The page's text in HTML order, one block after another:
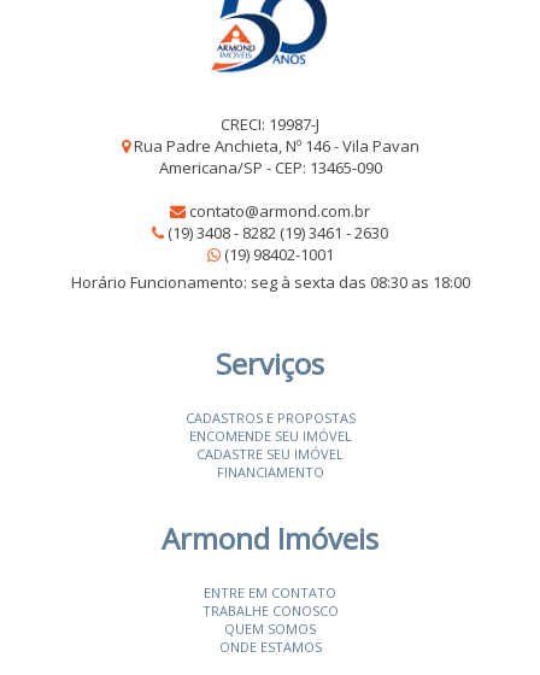
CRECI: 19987-J
Rua Padre Anchieta, Nº 146 - Vila Pavan
Americana/SP - CEP: 13465-090
contato@armond.com.br
(19) 3408 - 8282 (19) 3461 - 2630
(19) 98402-1001
Horário Funcionamento: seg à sexta das 08:30 as 18:00
Serviços
CADASTROS E PROPOSTAS
ENCOMENDE SEU IMÓVEL
CADASTRE SEU IMÓVEL
FINANCIAMENTO
Armond Imóveis
ENTRE EM CONTATO
TRABALHE CONOSCO
QUEM SOMOS
ONDE ESTAMOS